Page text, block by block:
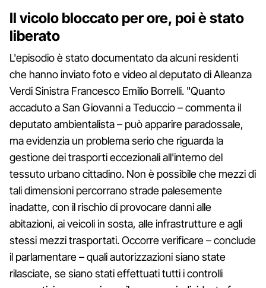
Il vicolo bloccato per ore, poi è stato
liberato
L'episodio è stato documentato da alcuni residenti
che hanno inviato foto e video al deputato di Alleanza
Verdi Sinistra Francesco Emilio Borrelli. "Quanto
accaduto a San Giovanni a Teduccio – commenta il
deputato ambientalista – può apparire paradossale,
ma evidenzia un problema serio che riguarda la
gestione dei trasporti eccezionali all'interno del
tessuto urbano cittadino. Non è possibile che mezzi di
tali dimensioni percorrano strade palesemente
inadatte, con il rischio di provocare danni alle
abitazioni, ai veicoli in sosta, alle infrastrutture e agli
stessi mezzi trasportati. Occorre verificare – conclude
il parlamentare – quali autorizzazioni siano state
rilasciate, se siano stati effettuati tutti i controlli